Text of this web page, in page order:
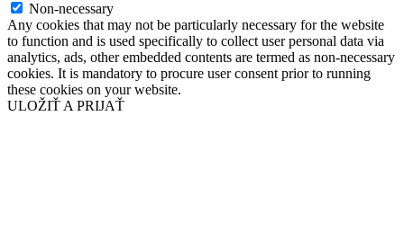
Non-necessary
Any cookies that may not be particularly necessary for the website
to function and is used specifically to collect user personal data via
analytics, ads, other embedded contents are termed as non-necessary
cookies. It is mandatory to procure user consent prior to running
these cookies on your website.
ULOŽIŤ A PRIJAŤ